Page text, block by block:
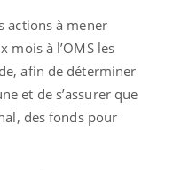
actions à mener
mois à l’OMS les
afin de déterminer
et de s’assurer que
des fonds pour